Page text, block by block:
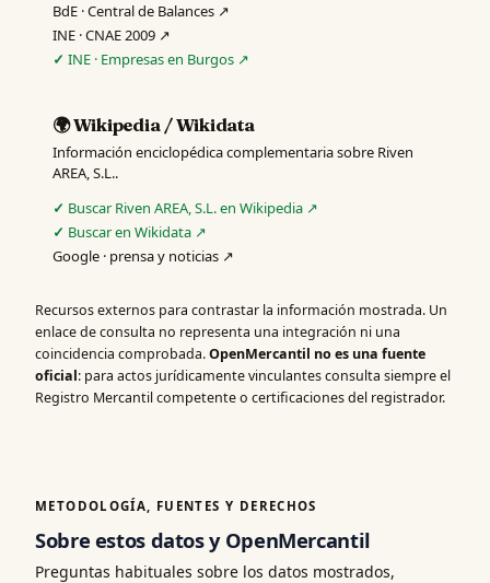
BdE · Central de Balances ↗
INE · CNAE 2009 ↗
INE · Empresas en Burgos ↗
🌍 Wikipedia / Wikidata
Información enciclopédica complementaria sobre Riven
AREA, S.L..
Buscar Riven AREA, S.L. en Wikipedia ↗
Buscar en Wikidata ↗
Google · prensa y noticias ↗
Recursos externos para contrastar la información mostrada. Un
enlace de consulta no representa una integración ni una
coincidencia comprobada.OpenMercantil no es una fuente
oficial: para actos jurídicamente vinculantes consulta siempre el
Registro Mercantil competente o certificaciones del registrador.
METODOLOGÍA, FUENTES Y DERECHOS
Sobre estos datos y OpenMercantil
Preguntas habituales sobre los datos mostrados,